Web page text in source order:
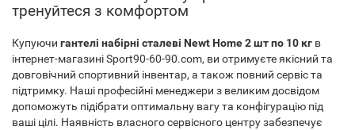
тренуйтеся з комфортом
Купуючи гантелі набірні сталеві Newt Home 2 шт по 10 кг в
інтернет-магазині Sport90-60-90.com, ви отримуєте якісний та
довговічний спортивний інвентар, а також повний сервіс та
підтримку. Наші професійні менеджери з великим досвідом
допоможуть підібрати оптимальну вагу та конфігурацію під
ваші цілі. Наявність власного сервісного центру забезпечує